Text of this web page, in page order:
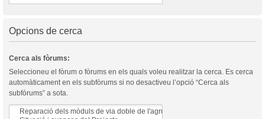
Opcions de cerca
Cerca als fòrums:
Seleccioneu el fòrum o fòrums en els quals voleu realitzar la cerca. Es cerca
automàticament en els subfòrums si no desactiveu l’opció “Cerca als
subfòrums” a sota.